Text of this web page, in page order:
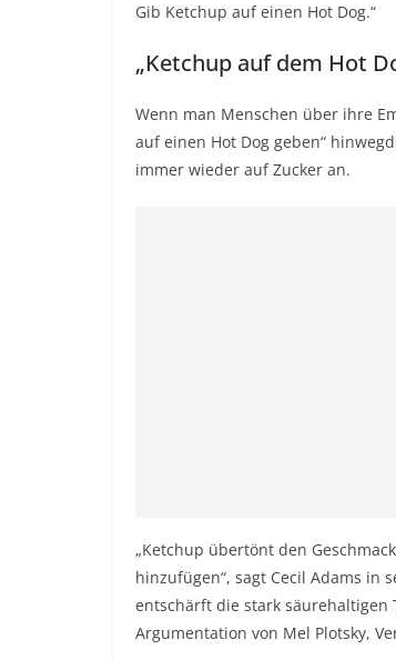
Gib Ketchup auf einen Hot Dog.“
„Ketchup auf dem Hot
Wenn man Menschen über ihre
auf einen Hot Dog geben“
immer wieder auf Zucker an.
„Ketchup übertönt den
hinzufügen“, sagt Cecil Adams in
entschärft die stark säurehaltigen
Argumentation von Mel Plotsky,